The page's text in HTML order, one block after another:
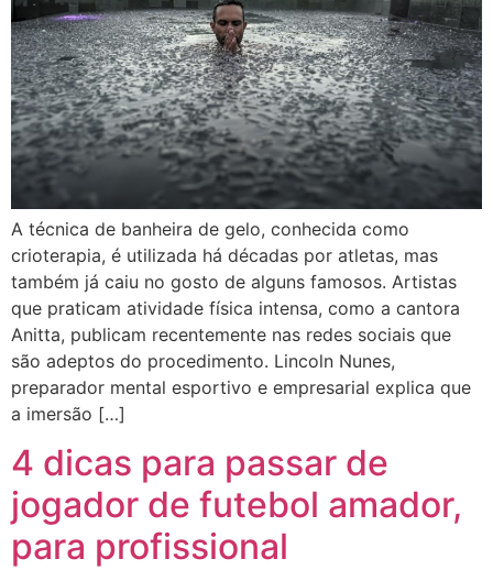
A técnica de banheira de gelo, conhecida como
crioterapia, é utilizada há décadas por atletas, mas
também já caiu no gosto de alguns famosos. Artistas
que praticam atividade física intensa, como a cantora
Anitta, publicam recentemente nas redes sociais que
são adeptos do procedimento. Lincoln Nunes,
preparador mental esportivo e empresarial explica que
a imersão […]
4 dicas para passar de
jogador de futebol amador,
para profissional